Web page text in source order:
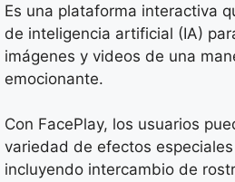
Es una plataforma interactiva
de inteligencia artificial (IA)
imágenes y videos de una
emocionante.
Con FacePlay, los usuarios
variedad de efectos
incluyendo intercambio de